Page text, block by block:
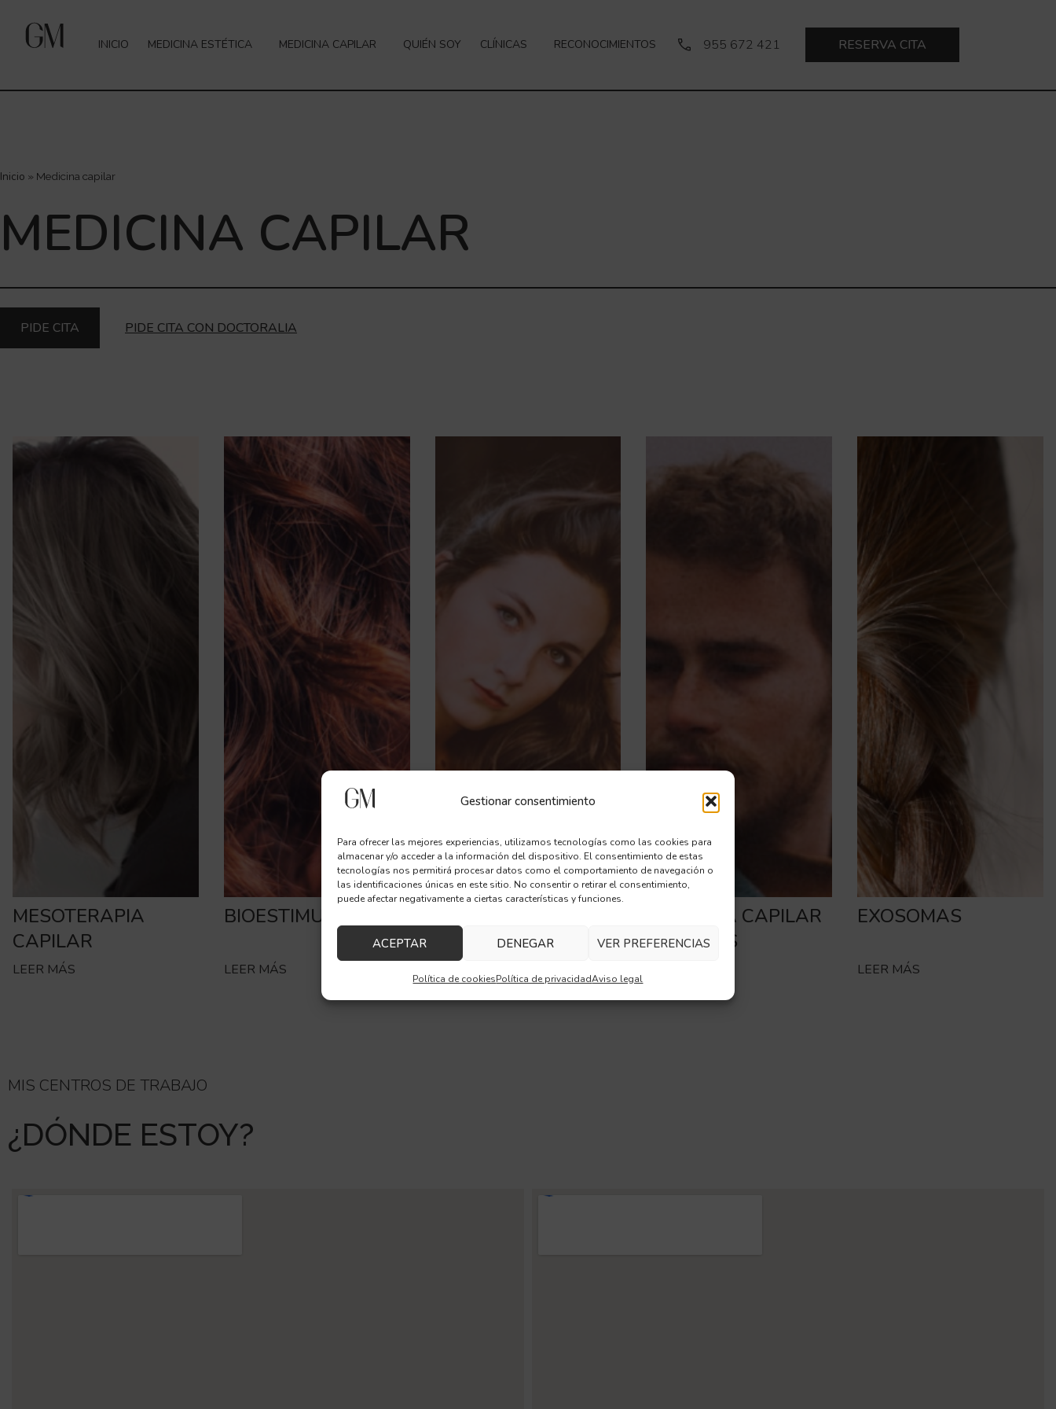
Gestionar consentimiento
Para ofrecer las mejores experiencias, utilizamos tecnologías como las cookies para
almacenar y/o acceder a la información del dispositivo. El consentimiento de estas
tecnologías nos permitirá procesar datos como el comportamiento de navegación o
las identificaciones únicas en este sitio. No consentir o retirar el consentimiento,
puede afectar negativamente a ciertas características y funciones.
ACEPTAR DENEGAR VER PREFERENCIAS
Política de cookiesPolítica de privacidadAviso legal
INICIO MEDICINA ESTÉTICA MEDICINA CAPILAR QUIÉN SOY CLÍNICAS RECONOCIMIENTOS 955 672 421 RESERVA CITA
Inicio » Medicina capilar
MEDICINA CAPILAR
PIDE CITA PIDE CITA CON DOCTORALIA
MESOTERAPIA
CAPILAR
LEER MÁS
BIOESTIMULACIÓN
LEER MÁS
MUJERES
MEDICINA CAPILAR
HOMBRES
EXOSOMAS
LEER MÁS
MIS CENTROS DE TRABAJO
¿DÓNDE ESTOY?